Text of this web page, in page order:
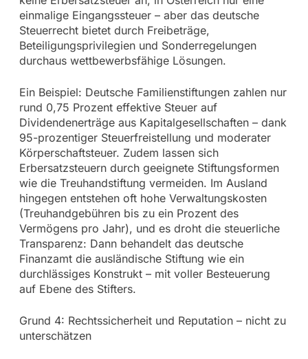
einmalige Eingangssteuer – aber das deutsche
Steuerrecht bietet durch Freibeträge,
Beteiligungsprivilegien und Sonderregelungen
durchaus wettbewerbsfähige Lösungen.
Ein Beispiel: Deutsche Familienstiftungen zahlen nur
rund 0,75 Prozent effektive Steuer auf
Dividendenerträge aus Kapitalgesellschaften – dank
95-prozentiger Steuerfreistellung und moderater
Körperschaftsteuer. Zudem lassen sich
Erbersatzsteuern durch geeignete Stiftungsformen
wie die Treuhandstiftung vermeiden. Im Ausland
hingegen entstehen oft hohe Verwaltungskosten
(Treuhandgebühren bis zu ein Prozent des
Vermögens pro Jahr), und es droht die steuerliche
Transparenz: Dann behandelt das deutsche
Finanzamt die ausländische Stiftung wie ein
durchlässiges Konstrukt – mit voller Besteuerung
auf Ebene des Stifters.
Grund 4: Rechtssicherheit und Reputation – nicht zu
unterschätzen